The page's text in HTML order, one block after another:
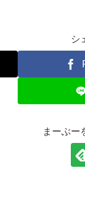
シ
まーぶー